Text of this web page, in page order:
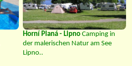
Horní Planá - Lipno Camping in
der malerischen Natur am See
Lipno..